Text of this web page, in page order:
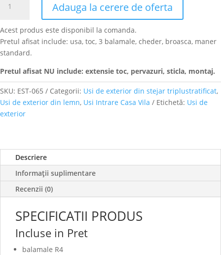
Usa
exterior
din
Stejar
Triplustratificat,
065
Adauga la cerere de oferta
Acest produs este disponibil la comanda.
Pretul afisat include: usa, toc, 3 balamale, cheder, broasca, maner
standard.
Pretul afisat NU include: extensie toc, pervazuri, sticla, montaj.
SKU: EST-065 Categorii: Usi de exterior din stejar triplustratificat,
Usi de exterior din lemn, Usi Intrare Casa Vila Etichetă: Usi de
exterior
Descriere
Informații suplimentare
Recenzii (0)
SPECIFICATII PRODUS
Incluse in Pret
balamale R4